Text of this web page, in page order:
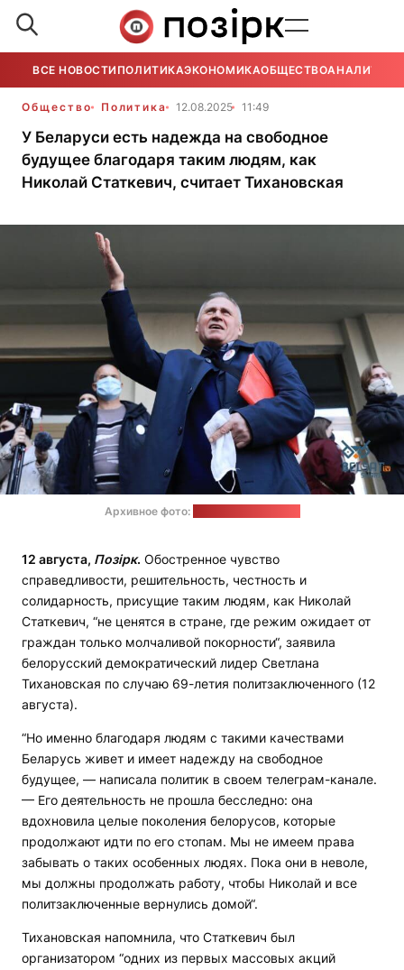
ВСЕ НОВОСТИ ПОЛИТИКАЭКОНОМИКАОБЩЕСТВОАНАЛИТИКА
Общество Политика 12.08.2025 11:49
У Беларуси есть надежда на свободное
будущее благодаря таким людям, как
Николай Статкевич, считает Тихановская
Архивное фото:
12 августа, Позірк. Обостренное чувство
справедливости, решительность, честность и
солидарность, присущие таким людям, как Николай
Статкевич, “не ценятся в стране, где режим ожидает от
граждан только молчаливой покорности“, заявила
белорусский демократический лидер Светлана
Тихановская по случаю 69-летия политзаключенного (12
августа).
“Но именно благодаря людям с такими качествами
Беларусь живет и имеет надежду на свободное
будущее, — написала политик в своем телеграм-канале.
— Его деятельность не прошла бесследно: она
вдохновила целые поколения белорусов, которые
продолжают идти по его стопам. Мы не имеем права
забывать о таких особенных людях. Пока они в неволе,
мы должны продолжать работу, чтобы Николай и все
политзаключенные вернулись домой“.
Тихановская напомнила, что Статкевич был
организатором “одних из первых массовых акций